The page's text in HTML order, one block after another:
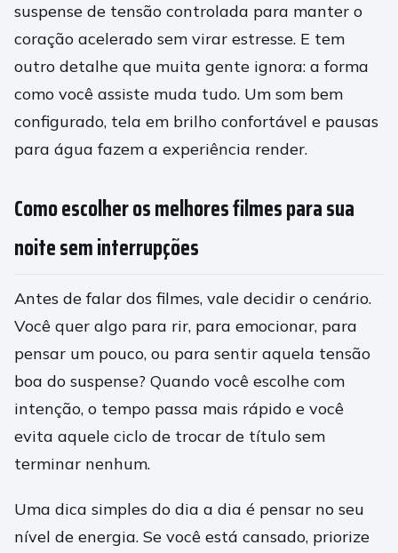
suspense de tensão controlada para manter o
coração acelerado sem virar estresse. E tem
outro detalhe que muita gente ignora: a forma
como você assiste muda tudo. Um som bem
configurado, tela em brilho confortável e pausas
para água fazem a experiência render.
Como escolher os melhores filmes para sua
noite sem interrupções
Antes de falar dos filmes, vale decidir o cenário.
Você quer algo para rir, para emocionar, para
pensar um pouco, ou para sentir aquela tensão
boa do suspense? Quando você escolhe com
intenção, o tempo passa mais rápido e você
evita aquele ciclo de trocar de título sem
terminar nenhum.
Uma dica simples do dia a dia é pensar no seu
nível de energia. Se você está cansado, priorize